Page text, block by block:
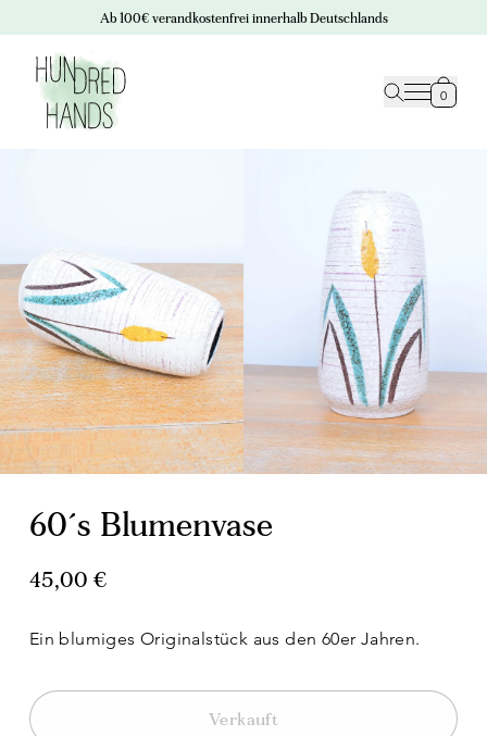
Ab 100€ verandkostenfrei innerhalb Deutschlands
0
60´s Blumenvase
45,00 €
Ein blumiges Originalstück aus den 60er Jahren.
Verkauft